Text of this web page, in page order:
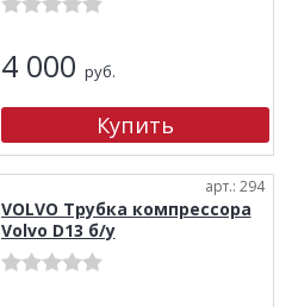
4 000 руб.
арт.: 294
VOLVO Трубка компрессора
Volvo D13 б/у